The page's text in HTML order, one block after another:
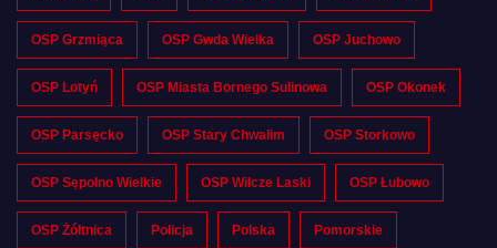
OSP Grzmiąca OSP Gwda Wielka OSP Juchowo
OSP Lotyń OSP Miasta Bornego Sulinowa OSP Okonek
OSP Parsęcko OSP Stary Chwalim OSP Storkowo
OSP Sępolno Wielkie OSP Wilcze Laski OSP Łubowo
OSP Żółtnica Policja Polska Pomorskie